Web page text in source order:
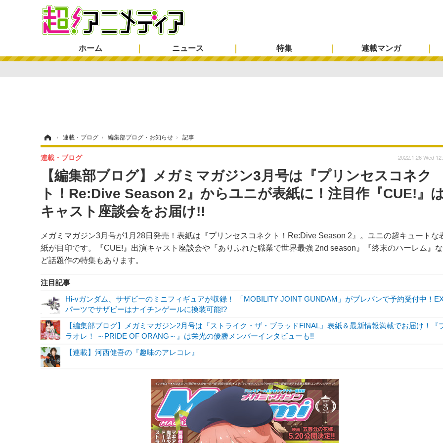
ホーム ニュース 特集 連載マンガ
› 連載・ブログ › 編集部ブログ・お知らせ › 記事
【編集部ブログ】メガミマガジン3月号は『プリンセスコネク
ト！Re:Dive Season 2』からユニが表紙に！注目作『CUE!』
キャスト座談会をお届け!!
メガミマガジン3月号が1月28日発売！表紙は『プリンセスコネクト！Re:Dive Season 2』。ユニの超キュートな
紙が目印です。『CUE!』出演キャスト座談会や『ありふれた職業で世界最強 2nd season』『終末のハーレム』な
ど話題作の特集もあります。
連載・ブログ 2022.1.26 Wed
注目記事
Hi-vガンダム、サザビーのミニフィギュアが収録！ 「MOBILITY JOINT GUNDAM」がプレバンで予約受付中！
パーツでサザビーはナイチンゲールに換装可能!?
【編集部ブログ】メガミマガジン2月号は『ストライク・ザ・ブラッドFINAL』表紙＆最新情報満載でお届け！『
ラオレ！ ～PRIDE OF ORANG～』は栄光の優勝メンバーインタビューも!!
【連載】河西健吾の『趣味のアレコレ』